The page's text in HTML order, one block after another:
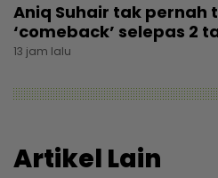
Aniq Suhair tak pernah
‘comeback’ selepas 2
13 jam lalu
Artikel Lain